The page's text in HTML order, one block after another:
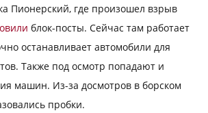
Пионерский, где произошел взрыв
блок-посты. Сейчас там работает
останавливает автомобили для
Также под осмотр попадают и
машин. Из-за досмотров в борском
пробки.